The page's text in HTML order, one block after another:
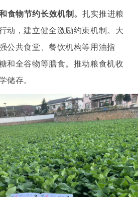
食物节约长效机制。 扎实推进粮
动，建立健全激励约束机制。大
公共食堂、餐饮机构等用油指
和全谷物等膳食。推动粮食机收
储存。